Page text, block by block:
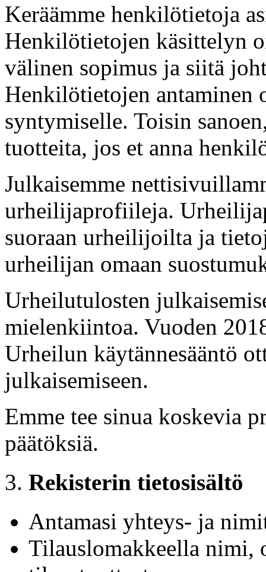
Keräämme henkilötietoja
Henkilötietojen käsittelyn
välinen sopimus ja siitä
Henkilötietojen antaminen
syntymiselle. Toisin
tuotteita, jos et anna
Julkaisemme
urheilijaprofiileja.
suoraan urheilijoilta ja
urheilijan omaan
Urheilutulosten
mielenkiintoa. Vuoden
Urheilun käytännesääntö
julkaisemiseen.
Emme tee sinua koskevia
päätöksiä.
Rekisterin tietosisältö
Antamasi yhteys- ja
Tilauslomakkeella nimi,